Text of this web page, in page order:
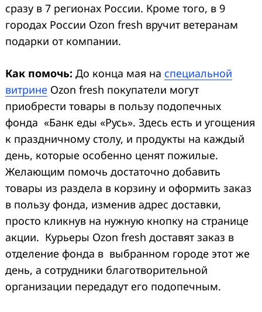
сразу в 7 регионах России. Кроме того, в 9
городах России Ozon fresh вручит ветеранам
подарки от компании.
Как помочь: До конца мая на специальной
витрине Ozon fresh покупатели могут
приобрести товары в пользу подопечных
фонда «Банк еды «Русь». Здесь есть и угощения
к праздничному столу, и продукты на каждый
день, которые особенно ценят пожилые.
Желающим помочь достаточно добавить
товары из раздела в корзину и оформить заказ
в пользу фонда, изменив адрес доставки,
просто кликнув на нужную кнопку на странице
акции. Курьеры Ozon fresh доставят заказ в
отделение фонда в выбранном городе этот же
день, а сотрудники благотворительной
организации передадут его подопечным.